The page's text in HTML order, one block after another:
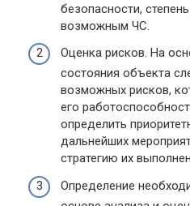
безопасности,
возможным ЧС.
Оценка рисков. На
состояния объекта
возможных рисков,
его
определить
дальнейших
стратегию их
Определение